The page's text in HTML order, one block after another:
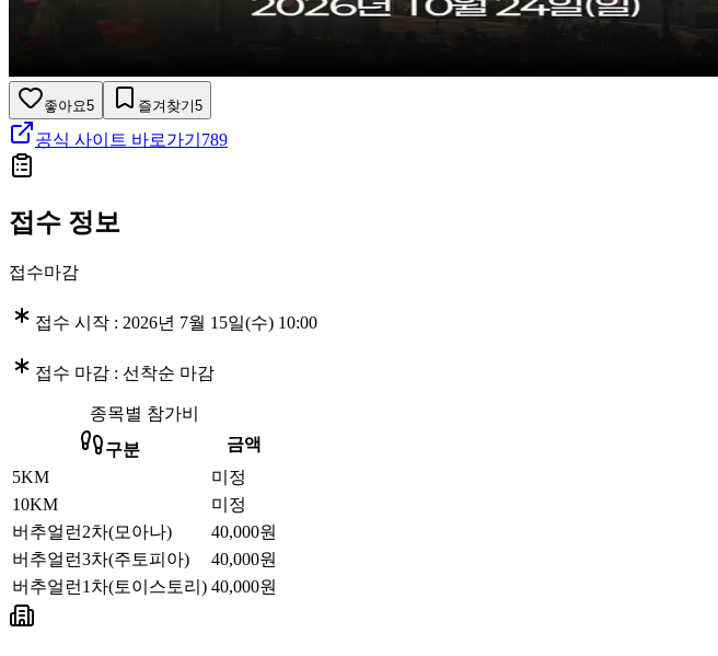
좋아요5 즐겨찾기5
공식 사이트 바로가기 789
접수 정보
접수마감
접수 시작 : 2026년 7월 15일(수) 10:00
접수 마감 : 선착순 마감
종목별 참가비
구분
금액
5KM
미정
10KM
미정
버추얼런2차(모아나)
40,000원
버추얼런3차(주토피아)
40,000원
버추얼런1차(토이스토리) 40,000원